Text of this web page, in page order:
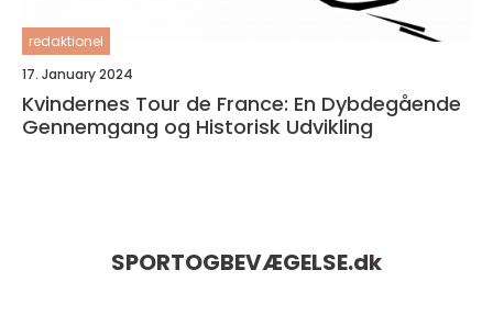
redaktionel
17. January 2024
Kvindernes Tour de France: En Dybdegående
Gennemgang og Historisk Udvikling
SPORTOGBEVÆGELSE.dk